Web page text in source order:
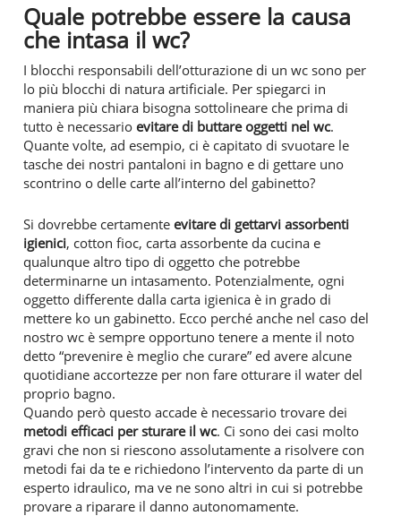
Quale potrebbe essere la causa
che intasa il wc?
I blocchi responsabili dell’otturazione di un wc sono per
lo più blocchi di natura artificiale. Per spiegarci in
maniera più chiara bisogna sottolineare che prima di
tutto è necessario evitare di buttare oggetti nel wc.
Quante volte, ad esempio, ci è capitato di svuotare le
tasche dei nostri pantaloni in bagno e di gettare uno
scontrino o delle carte all’interno del gabinetto?
Si dovrebbe certamente evitare di gettarvi assorbenti
igienici, cotton fioc, carta assorbente da cucina e
qualunque altro tipo di oggetto che potrebbe
determinarne un intasamento. Potenzialmente, ogni
oggetto differente dalla carta igienica è in grado di
mettere ko un gabinetto. Ecco perché anche nel caso del
nostro wc è sempre opportuno tenere a mente il noto
detto “prevenire è meglio che curare” ed avere alcune
quotidiane accortezze per non fare otturare il water del
proprio bagno.
Quando però questo accade è necessario trovare dei
metodi efficaci per sturare il wc. Ci sono dei casi molto
gravi che non si riescono assolutamente a risolvere con
metodi fai da te e richiedono l’intervento da parte di un
esperto idraulico, ma ve ne sono altri in cui si potrebbe
provare a riparare il danno autonomamente.